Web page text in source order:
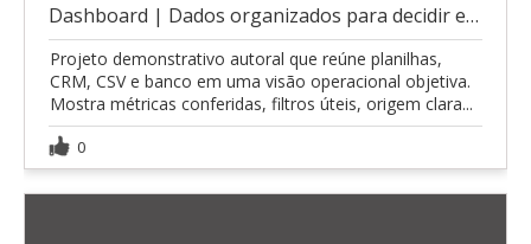
Dashboard | Dados organizados para decidir e agir
Projeto demonstrativo autoral que reúne planilhas,
CRM, CSV e banco em uma visão operacional objetiva.
Mostra métricas conferidas, filtros úteis, origem clara...
0